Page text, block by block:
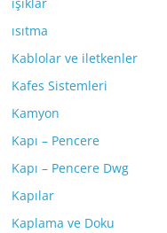
ısıtma
Kablolar ve iletkenler
Kafes Sistemleri
Kamyon
Kapı – Pencere
Kapı – Pencere Dwg
Kapılar
Kaplama ve Doku